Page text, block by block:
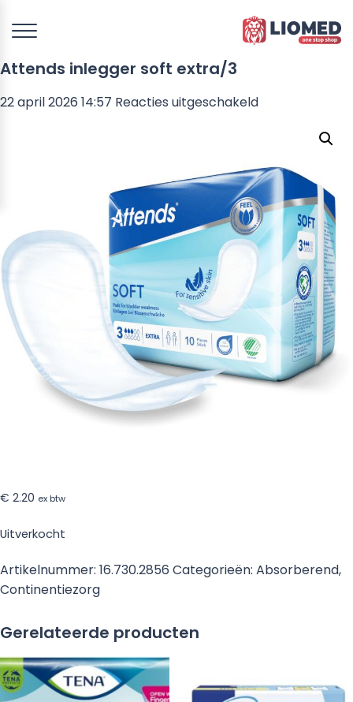
Attends inlegger soft extra/3
22 april 2026 14:57 Reacties uitgeschakeldvoor
extra/3
€ 2.20 ex btw
Uitverkocht
Artikelnummer: 16.730.2856 Categorieën: Absorberend,
Continentiezorg
Gerelateerde producten